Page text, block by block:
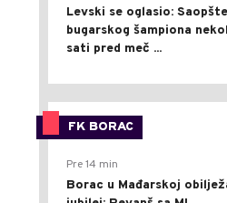
Levski se oglasio:
bugarskog šampiona
sati pred meč ...
FK BORAC
Pre 14 min
Borac u Mađarskoj